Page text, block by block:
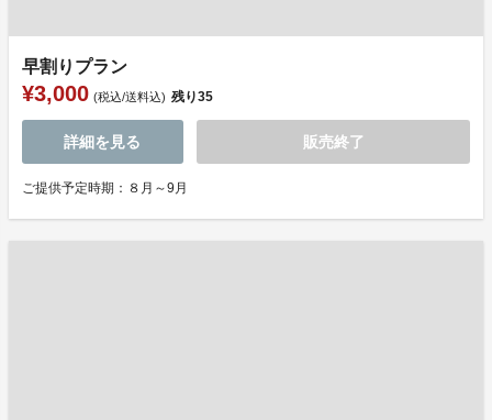
早割りプラン
¥3,000 (税込/送料込) 残り35
詳細を見る 販売終了
ご提供予定時期：８月～9月